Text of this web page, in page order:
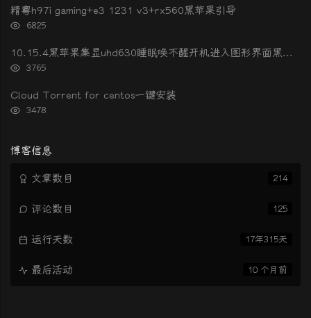
次
数:
精粤h97i gaming+e3 1231 v3+rx560黑苹果引导
浏
次
6825
10.15.4黑苹果集显uhd630睡眠唤不醒开机进入图形界面黑屏的解决办法
浏
3765
Cloud Torrent for centos一键安装
浏
数:
3478
博客信息
214
文章数目
125
评论数目
17年315天
运行天数
10 个月前
最后活动